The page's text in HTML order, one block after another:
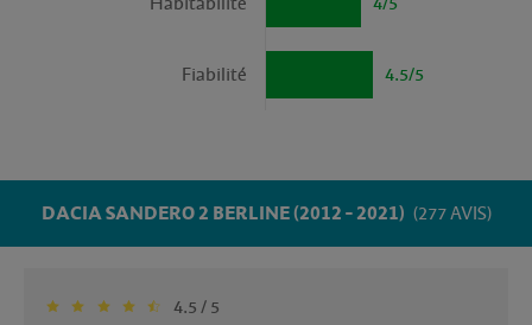
4.5/5
Fiabilité
DACIA SANDERO 2 BERLINE (2012 - 2021) (277 AVIS)
4.5 / 5